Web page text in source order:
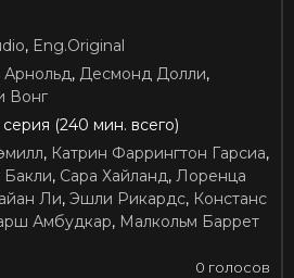
, Eng.Original
Арнольд, Десмонд Долли,
Вонг
(240 мин. всего)
, Катрин Фаррингтон Гарсиа,
, Сара Хайланд, Лоренца
Ли, Эшли Рикардс, Констанс
Амбудкар, Малкольм Баррет
0 голосов